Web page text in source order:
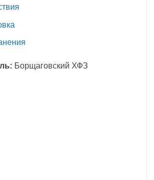
Борщаговский ХФЗ